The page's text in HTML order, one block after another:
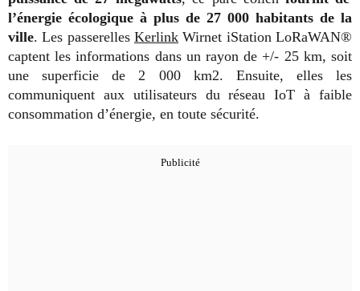
l’énergie écologique à plus de 27 000 habitants de la
ville. Les passerelles Kerlink Wirnet iStation LoRaWAN®
captent les informations dans un rayon de +/- 25 km, soit
une superficie de 2 000 km2. Ensuite, elles les
communiquent aux utilisateurs du réseau IoT à faible
consommation d’énergie, en toute sécurité.